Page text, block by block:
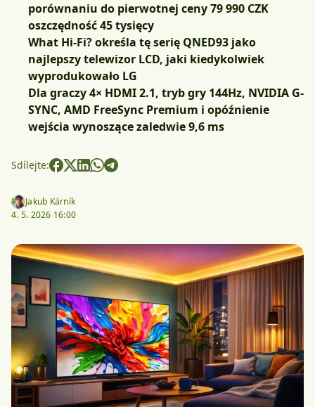
porównaniu do pierwotnej ceny 79 990 CZK
oszczędność 45 tysięcy
What Hi-Fi? określa tę serię QNED93 jako
najlepszy telewizor LCD, jaki kiedykolwiek
wyprodukowało LG
Dla graczy 4× HDMI 2.1, tryb gry 144Hz, NVIDIA G-
SYNC, AMD FreeSync Premium i opóźnienie
wejścia wynoszące zaledwie 9,6 ms
Sdílejte:
Jakub Kárník
4. 5. 2026 16:00